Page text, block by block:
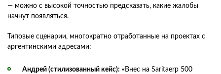
— можно с высокой точностью предсказать, какие жалобы
начнут появляться.
Типовые сценарии, многократно отработанные на проектах с
аргентинскими адресами:
Андрей (стилизованный кейс): «Внес на Saritaerp 500